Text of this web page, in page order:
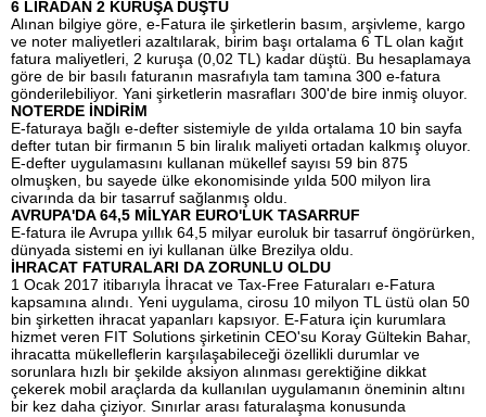
6 LİRADAN 2 KURUŞA DÜŞTÜ
Alınan bilgiye göre, e-Fatura ile şirketlerin basım, arşivleme, kargo
ve noter maliyetleri azaltılarak, birim başı ortalama 6 TL olan kağıt
fatura maliyetleri, 2 kuruşa (0,02 TL) kadar düştü. Bu hesaplamaya
göre de bir basılı faturanın masrafıyla tam tamına 300 e-fatura
gönderilebiliyor. Yani şirketlerin masrafları 300'de bire inmiş oluyor.
NOTERDE İNDİRİM
E-faturaya bağlı e-defter sistemiyle de yılda ortalama 10 bin sayfa
defter tutan bir firmanın 5 bin liralık maliyeti ortadan kalkmış oluyor.
E-defter uygulamasını kullanan mükellef sayısı 59 bin 875
olmuşken, bu sayede ülke ekonomisinde yılda 500 milyon lira
civarında da bir tasarruf sağlanmış oldu.
AVRUPA'DA 64,5 MİLYAR EURO'LUK TASARRUF
E-fatura ile Avrupa yıllık 64,5 milyar euroluk bir tasarruf öngörürken,
dünyada sistemi en iyi kullanan ülke Brezilya oldu.
İHRACAT FATURALARI DA ZORUNLU OLDU
1 Ocak 2017 itibarıyla İhracat ve Tax-Free Faturaları e-Fatura
kapsamına alındı. Yeni uygulama, cirosu 10 milyon TL üstü olan 50
bin şirketten ihracat yapanları kapsıyor. E-Fatura için kurumlara
hizmet veren FIT Solutions şirketinin CEO'su Koray Gültekin Bahar,
ihracatta mükelleflerin karşılaşabileceği özellikli durumlar ve
sorunlara hızlı bir şekilde aksiyon alınması gerektiğine dikkat
çekerek mobil araçlarda da kullanılan uygulamanın öneminin altını
bir kez daha çiziyor. Sınırlar arası faturalaşma konusunda